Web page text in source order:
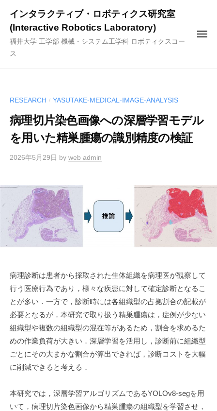
インタラクティブ・ロボティクス研究室
(Interactive Robotics Laboratory)
福井大学 工学部 機械・システム工学科 ロボティクスコー
ス
メ
RESEARCH / YASUTAKE-MEDICAL-IMAGE-ANALYSIS
病理切片染色画像への深層学習モデル
を用いた精巣腫瘍の識別精度の検証
2026年5月29日 by web admin
病理診断は患者から採取された生体組織を病理医が観察して
行う医療行為であり，様々な疾患に対して確定診断となるこ
とが多い．一方で，診断時には各組織型の占拠割合の記載が
必要となるが，本研究で取り扱う精巣腫瘍は，症例が少ない
組織型や複数の組織型の混在等があるため，割合を求めるた
めの作業負荷が大きい．深層学習を活用し，診断前に組織型
ごとにその大まかな割合が算出できれば，診断コストを大幅
に削減できると考える．
本研究では，深層学習アルゴリズムであるYOLOv8-segを用
いて，病理切片染色画像から精巣腫瘍の組織型を学習させ，